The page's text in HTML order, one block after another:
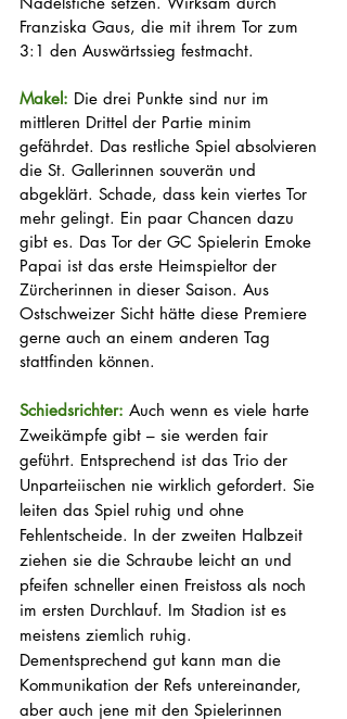
Franziska Gaus, die mit ihrem Tor zum
3:1 den Auswärtssieg festmacht.
Makel: Die drei Punkte sind nur im
mittleren Drittel der Partie minim
gefährdet. Das restliche Spiel absolvieren
die St. Gallerinnen souverän und
abgeklärt. Schade, dass kein viertes Tor
mehr gelingt. Ein paar Chancen dazu
gibt es. Das Tor der GC Spielerin Emoke
Papai ist das erste Heimspieltor der
Zürcherinnen in dieser Saison. Aus
Ostschweizer Sicht hätte diese Premiere
gerne auch an einem anderen Tag
stattfinden können.
Schiedsrichter: Auch wenn es viele harte
Zweikämpfe gibt – sie werden fair
geführt. Entsprechend ist das Trio der
Unparteiischen nie wirklich gefordert. Sie
leiten das Spiel ruhig und ohne
Fehlentscheide. In der zweiten Halbzeit
ziehen sie die Schraube leicht an und
pfeifen schneller einen Freistoss als noch
im ersten Durchlauf. Im Stadion ist es
meistens ziemlich ruhig.
Dementsprechend gut kann man die
Kommunikation der Refs untereinander,
aber auch jene mit den Spielerinnen